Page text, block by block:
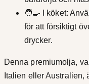
🧑‍🍳 I köket:
för att försiktigt
drycker.
Denna premiumolja,
Italien eller Australien,